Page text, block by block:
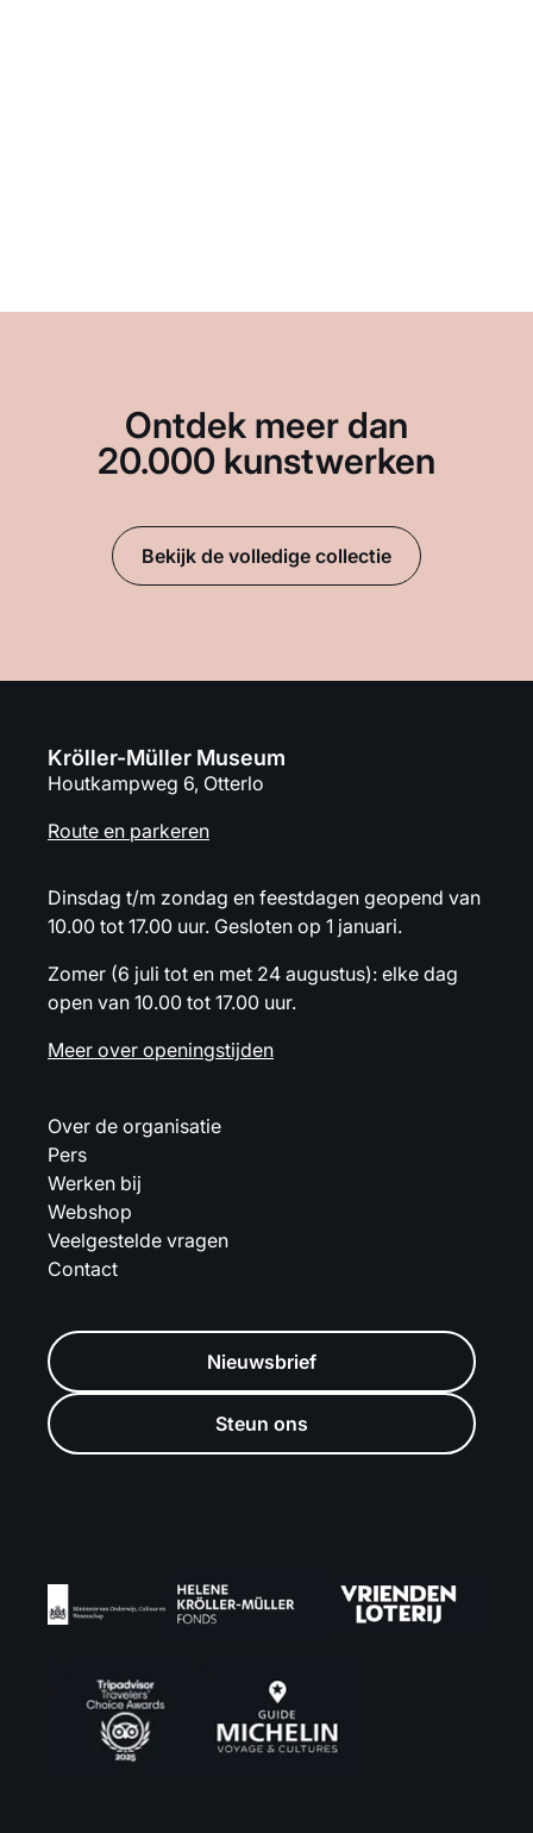
Ontdek meer dan
20.000 kunstwerken
Bekijk de volledige collectie
Kröller-Müller Museum
Houtkampweg 6, Otterlo
Route en parkeren
Dinsdag t/m zondag en feestdagen geopend van
10.00 tot 17.00 uur. Gesloten op 1 januari.
Zomer (6 juli tot en met 24 augustus): elke dag
open van 10.00 tot 17.00 uur.
Meer over openingstijden
Over de organisatie
Pers
Werken bij
Webshop
Veelgestelde vragen
Contact
Nieuwsbrief
Steun ons